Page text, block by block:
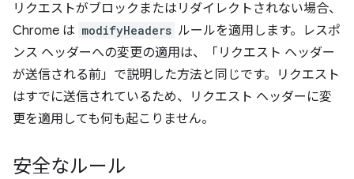
リクエストがブロックまたはリダイレクトされない場合、
Chrome は modifyHeaders ルールを適用します。レスポ
ンス ヘッダーへの変更の適用は、「リクエスト ヘッダー
が送信される前」で説明した方法と同じです。リクエスト
はすでに送信されているため、リクエスト ヘッダーに変
更を適用しても何も起こりません。
安全なルール